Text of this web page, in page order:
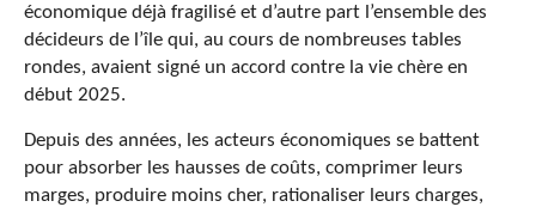
économique déjà fragilisé et d’autre part l’ensemble des
décideurs de l’île qui, au cours de nombreuses tables
rondes, avaient signé un accord contre la vie chère en
début 2025.
Depuis des années, les acteurs économiques se battent
pour absorber les hausses de coûts, comprimer leurs
marges, produire moins cher, rationaliser leurs charges,